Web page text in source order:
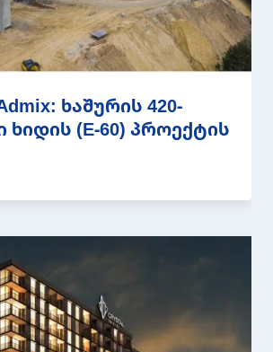
ხაშურის 420-
ხიდის (E-60) პროექტის